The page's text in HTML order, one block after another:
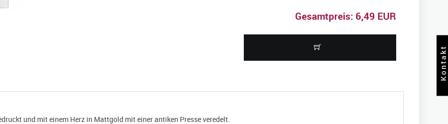
Gesamtpreis: 6,49 EUR
und mit einem Herz in Mattgold mit einer antiken Presse veredelt.
Kontakt